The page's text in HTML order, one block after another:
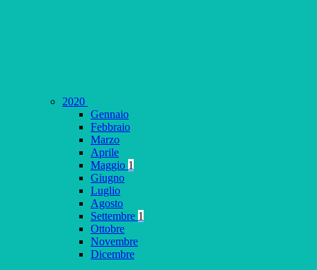
2020
Gennaio
Febbraio
Marzo
Aprile
Maggio 1
Giugno
Luglio
Agosto
Settembre 1
Ottobre
Novembre
Dicembre